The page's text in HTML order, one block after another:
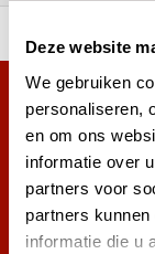
Deze website
We gebruiken
personaliseren,
en om ons
informatie over
partners voor
partners
informatie die u
Meer dan
aangemeld.
Word ook lid van
golf